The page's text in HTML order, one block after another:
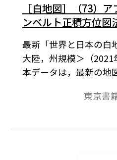
［白地図］（73）
ンベルト正積方位
最新「世界と日本の白
大陸，州規模＞（2021
本データは，最新の地
ト作成やワークシー
東京書